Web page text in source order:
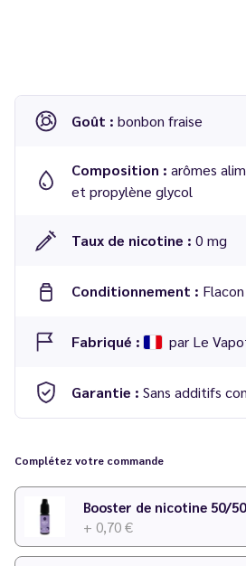
Goût : bonbon fraise
Composition : arômes
et propylène glycol
Taux de nicotine : 0 mg
Conditionnement :
Fabriqué : par Le
Garantie : Sans additifs
Temps de maturation
N'hésitez pas à consulter notre
votre préparation !
Complétez votre commande
+ 0,70 €